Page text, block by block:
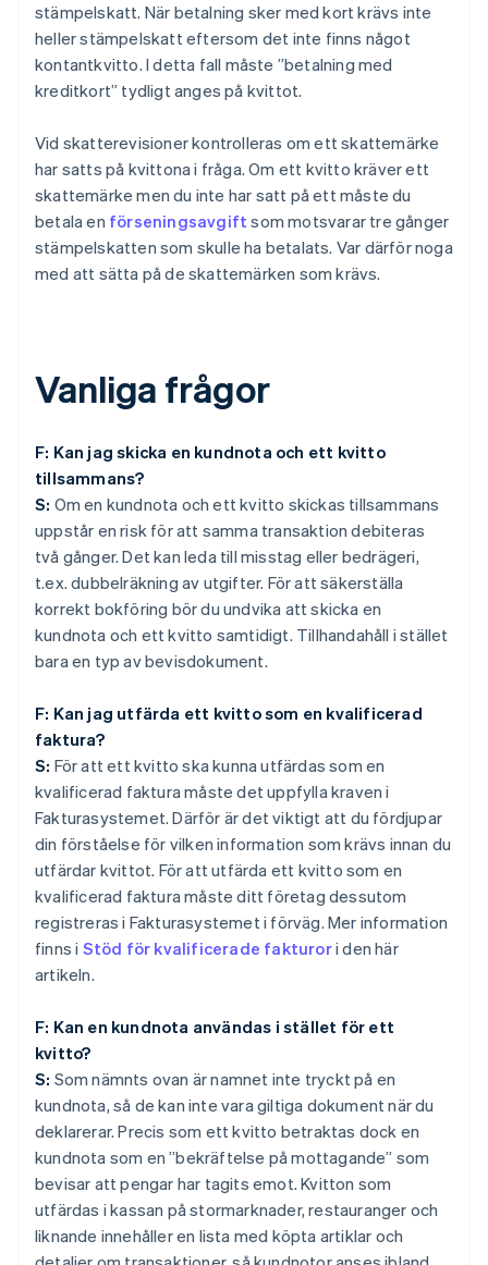
stämpelskatt. När betalning sker med kort krävs inte
heller stämpelskatt eftersom det inte finns något
kontantkvitto. I detta fall måste ”betalning med
kreditkort” tydligt anges på kvittot.
Vid skatterevisioner kontrolleras om ett skattemärke
har satts på kvittona i fråga. Om ett kvitto kräver ett
skattemärke men du inte har satt på ett måste du
betala en förseningsavgift som motsvarar tre gånger
stämpelskatten som skulle ha betalats. Var därför noga
med att sätta på de skattemärken som krävs.
Vanliga frågor
F: Kan jag skicka en kundnota och ett kvitto
tillsammans?
S: Om en kundnota och ett kvitto skickas tillsammans
uppstår en risk för att samma transaktion debiteras
två gånger. Det kan leda till misstag eller bedrägeri,
t.ex. dubbelräkning av utgifter. För att säkerställa
korrekt bokföring bör du undvika att skicka en
kundnota och ett kvitto samtidigt. Tillhandahåll i stället
bara en typ av bevisdokument.
F: Kan jag utfärda ett kvitto som en kvalificerad
faktura?
S: För att ett kvitto ska kunna utfärdas som en
kvalificerad faktura måste det uppfylla kraven i
Fakturasystemet. Därför är det viktigt att du fördjupar
din förståelse för vilken information som krävs innan du
utfärdar kvittot. För att utfärda ett kvitto som en
kvalificerad faktura måste ditt företag dessutom
registreras i Fakturasystemet i förväg. Mer information
finns i Stöd för kvalificerade fakturori den här
artikeln.
F: Kan en kundnota användas i stället för ett
kvitto?
S: Som nämnts ovan är namnet inte tryckt på en
kundnota, så de kan inte vara giltiga dokument när du
deklarerar. Precis som ett kvitto betraktas dock en
kundnota som en ”bekräftelse på mottagande” som
bevisar att pengar har tagits emot. Kvitton som
utfärdas i kassan på stormarknader, restauranger och
liknande innehåller en lista med köpta artiklar och